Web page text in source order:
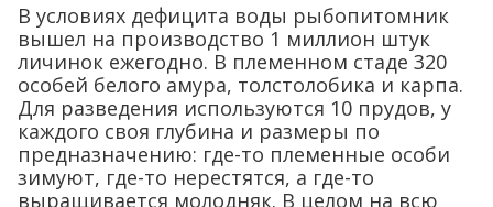
В условиях дефицита воды рыбопитомник
вышел на производство 1 миллион штук
личинок ежегодно. В племенном стаде 320
особей белого амура, толстолобика и карпа.
Для разведения используются 10 прудов, у
каждого своя глубина и размеры по
предназначению: где-то племенные особи
зимуют, где-то нерестятся, а где-то
выращивается молодняк. В целом на всю